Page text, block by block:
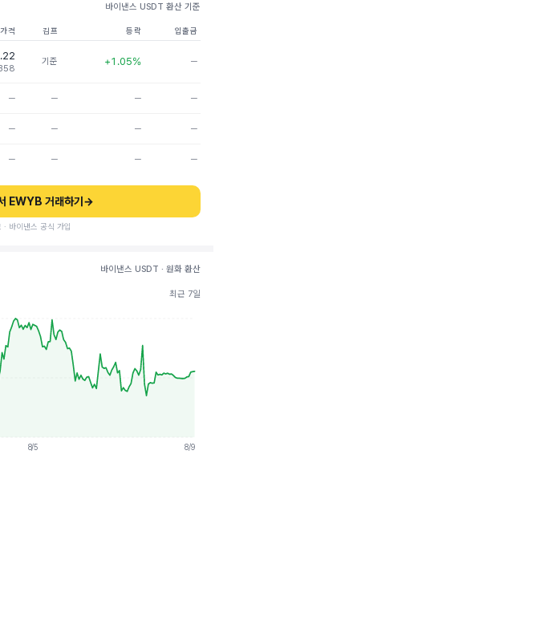
바이낸스 USDT 환산 기준
가격 김프 등락 입출금
기준 +1.05% ─
─ ─ ─ ─
─ ─ ─ ─
─ ─ ─ ─
EWYB 거래하기 →
· 바이낸스 공식 가입
바이낸스 USDT · 원화 환산
최근 7일
8/5 8/9